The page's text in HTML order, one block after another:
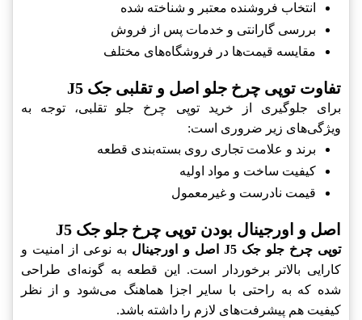
انتخاب فروشنده معتبر و شناخته شده
بررسی گارانتی و خدمات پس از فروش
مقایسه قیمت‌ها در فروشگاه‌های مختلف
تفاوت توپی چرخ جلو اصل و تقلبی جک J5
برای جلوگیری از خرید توپی چرخ جلو تقلبی، توجه به
ویژگی‌های زیر ضروری است:
برند و علامت تجاری روی بسته‌بندی قطعه
کیفیت ساخت و مواد اولیه
قیمت نادرست و غیرمعمول
اصل و اورجینال بودن توپی چرخ جلو جک J5
توپی چرخ جلو جک J5 اصل و اورجینال
به نوعی از امنیت و
کارایی بالاتر برخوردار است. این قطعه به گونه‌ای طراحی
شده که به راحتی با سایر اجزا هماهنگ می‌شود و از نظر
کیفیت هم پیشرفت‌های لازم را داشته باشد.